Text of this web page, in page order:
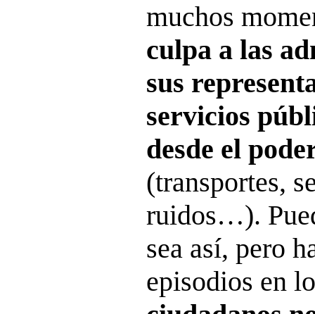
muchos
culpa a las
sus
servicios
desde el
(transportes,
ruidos…).
sea así, pero
episodios en